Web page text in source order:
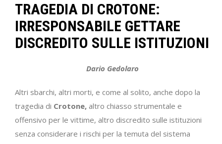
TRAGEDIA DI CROTONE:
IRRESPONSABILE GETTARE
DISCREDITO SULLE ISTITUZIONI
Dario Gedolaro
Altri sbarchi, altri morti, e come al solito, anche dopo la
tragedia di Crotone, altro chiasso strumentale e
offensivo per le vittime, altro discredito sulle istituzioni
senza considerare i rischi per la temuta del sistema